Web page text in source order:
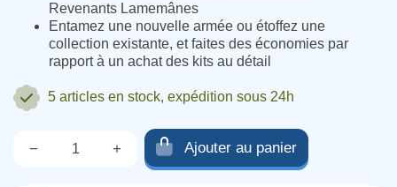
Revenants Lamemânes
Entamez une nouvelle armée ou étoffez une
collection existante, et faites des économies par
rapport à un achat des kits au détail
5 articles en stock, expédition sous 24h
− + Ajouter au panier